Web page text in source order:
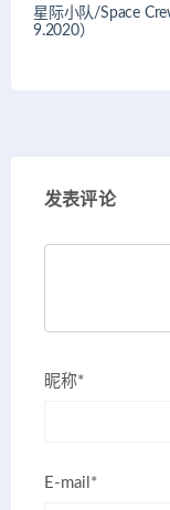
星际小队/Space
9.2020）
发表评论
昵称*
E-mail*